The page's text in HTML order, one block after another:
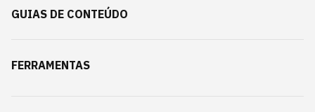
GUIAS DE CONTEÚDO
FERRAMENTAS